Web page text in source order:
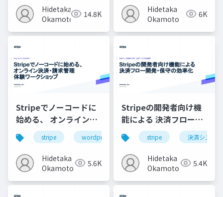
Hidetaka
Okamoto
14.8K
Hidetaka
Okamoto
6K
Stripeでノーコードに
始める、 オンライン決
済・請求管理 体験ワー
クショップ
stripe wordpress ノーコード サブスクリ
Hidetaka
Okamoto
5.6K
Stripeの開発者向け機
能による 決済フロー開
発・保守の効率化
stripe 決済システム
Hidetaka
Okamoto
5.4K